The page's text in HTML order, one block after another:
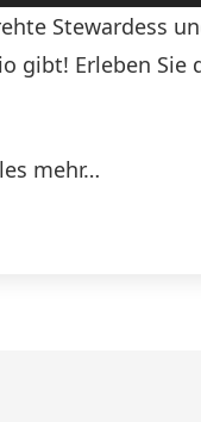
Stewardess
Erleben Sie
mehr…